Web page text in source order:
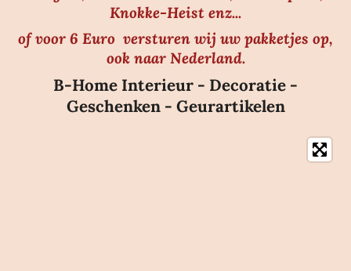
Knokke-Heist enz...
of voor 6 Euro versturen wij uw pakketjes op,
ook naar Nederland.
B-Home Interieur - Decoratie -
Geschenken - Geurartikelen